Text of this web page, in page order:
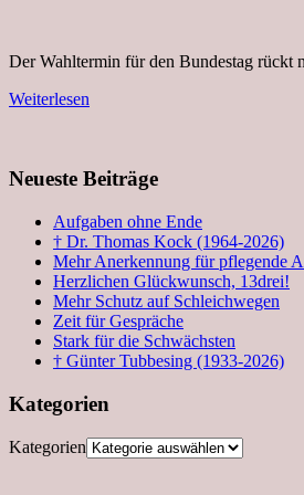
Der Wahltermin für den Bundestag rückt
Weiterlesen
Neueste Beiträge
Aufgaben ohne Ende
† Dr. Thomas Kock (1964-2026)
Mehr Anerkennung für pflegende
Herzlichen Glückwunsch, 13drei!
Mehr Schutz auf Schleichwegen
Zeit für Gespräche
Stark für die Schwächsten
† Günter Tubbesing (1933-2026)
Kategorien
Kategorien